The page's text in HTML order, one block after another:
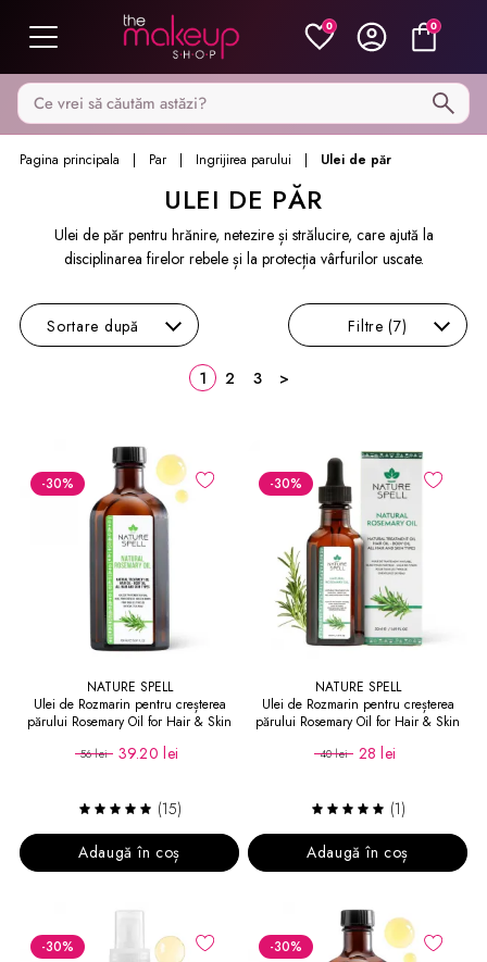
0 0
Caută pe MakeupShop
Pagina principala Par Ingrijirea parului Ulei de păr
ULEI DE PĂR
Ulei de păr pentru hrănire, netezire și strălucire, care ajută la
disciplinarea firelor rebele și la protecția vârfurilor uscate.
Sortare după Filtre(7)
1 2 3 >
-30%
NATURE SPELL
Ulei de Rozmarin pentru creșterea
părului Rosemary Oil for Hair & Skin
56 lei 39.20 lei
(15)
Adaugă în coș
-30%
NATURE SPELL
Ulei de Rozmarin pentru creșterea
părului Rosemary Oil for Hair & Skin
40 lei 28 lei
(1)
Adaugă în coș
-30% -30%